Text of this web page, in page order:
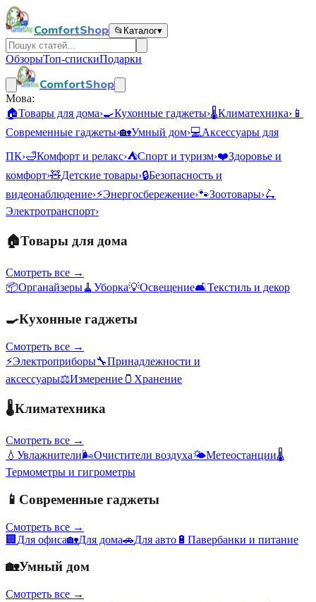
ComfortShop 📂 Каталог▾
ОбзорыТоп-спискиПодарки
ComfortShop
Мова:
🏠Товары для дома›🍳Кухонные гаджеты›🌡️Климатехника› 📱
Современные гаджеты›🏡Умный дом›💻Аксессуары для
ПК›🛁Комфорт и релакс›⛺Спорт и туризм›❤️Здоровье и
комфорт›🧸Детские товары›🔒Безопасность и
видеонаблюдение›⚡Энергосбережение›🐾Зоотовары›🛴
Электротранспорт›
🏠Товары для дома
Смотреть все →
📦Органайзеры🧹 Уборка💡Освещение🛋️Текстиль и декор
🍳Кухонные гаджеты
Смотреть все →
⚡Электроприборы🔧Принадлежности и
аксессуары⚖️Измерение 🫙 Хранение
🌡️Климатехника
Смотреть все →
💧 Увлажнители🌬️Очистители воздуха🌤️Метеостанции🌡️
Термометры и гигрометры
📱 Современные гаджеты
Смотреть все →
🏢 Для офиса🏡Для дома🚗Для авто 🔋 Павербанки и питание
🏡Умный дом
Смотреть все →